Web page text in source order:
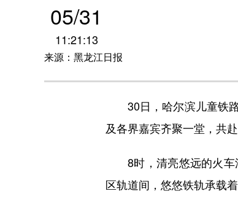
05/31
11:21:13
来源：黑龙江日报
30日，哈尔滨儿童铁路
及各界嘉宾齐聚一堂，共
8时，清亮悠远的火车
区轨道间，悠悠铁轨承载